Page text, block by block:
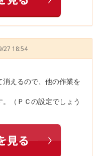
27 18:54
消えるので、他の作業を
（ＰＣの設定でしょう